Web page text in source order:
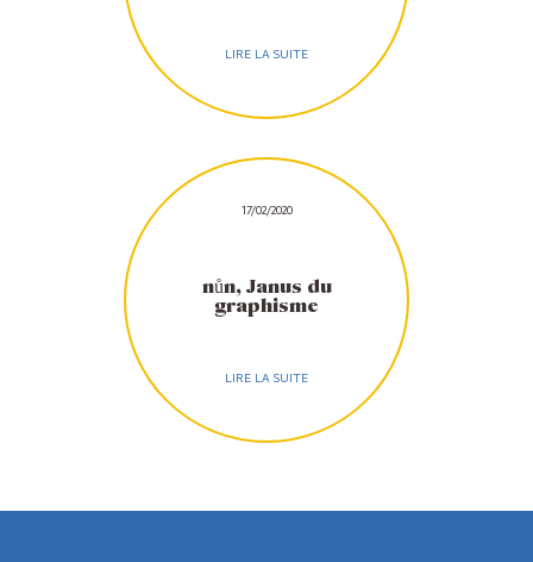
LIRE LA SUITE
17/02/2020
nůn, Janus du
graphisme
LIRE LA SUITE